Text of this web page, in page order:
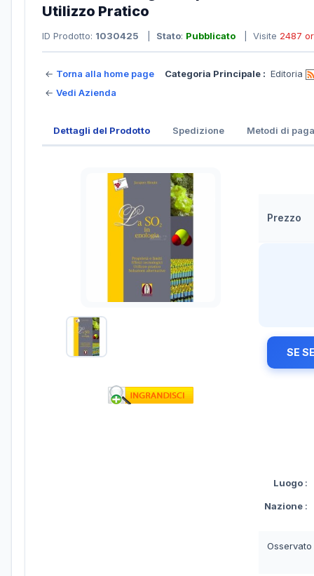
Utilizzo Pratico
ID Prodotto: 1030425 Stato: Pubblicato | Visite 2487
← Torna alla home page
← Vedi Azienda
Categoria Principale : Editoria
Dettagli del Prodotto Spedizione Metodi di
Prezzo
SE
Luogo :
Nazione :